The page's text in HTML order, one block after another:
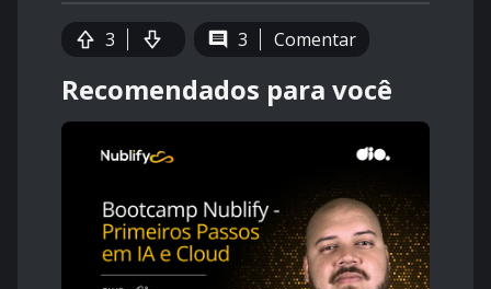
3 3 Comentar
Recomendados para você